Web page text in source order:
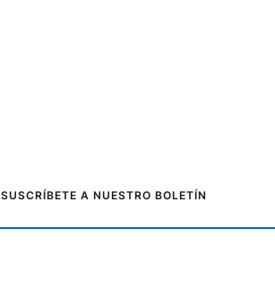
SUSCRÍBETE A NUESTRO BOLETÍN